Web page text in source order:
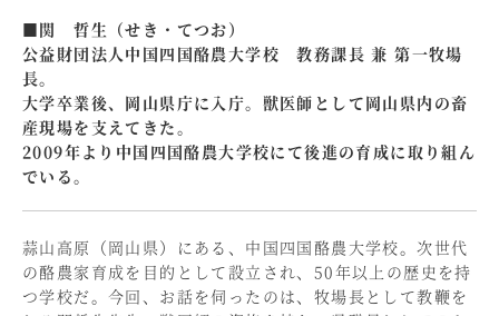
■関 哲生（せき・てつお）
公益財団法人中国四国酪農大学校 教務課長 兼 第一牧場
長。
大学卒業後、岡山県庁に入庁。獣医師として岡山県内の畜
産現場を支えてきた。
2009年より中国四国酪農大学校にて後進の育成に取り組ん
でいる。
蒜山高原（岡山県）にある、中国四国酪農大学校。次世代
の酪農家育成を目的として設立され、50年以上の歴史を持
つ学校だ。今回、お話を伺ったのは、牧場長として教鞭を